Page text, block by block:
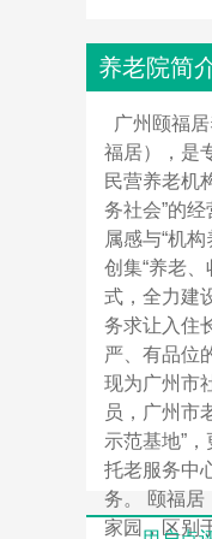
养老院简
广州颐福
福居），是
民营养老机
务社会”的经
属感与“机
创集“养老
式，全力建
务求让入住
严、有品位
现为广州市
员，广州市
示范基地”
托老服务中
务。 颐福居
家园，区别